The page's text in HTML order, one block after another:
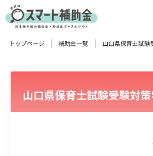
対象
企業 団体 個人 その他
トップページ 補助金一覧
山口県保育士試験受験対